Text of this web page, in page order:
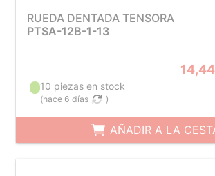
RUEDA DENTADA TENSORA
PTSA-12B-1-13
10 piezas en stock
(hace 6 días )
AÑADIR A LA